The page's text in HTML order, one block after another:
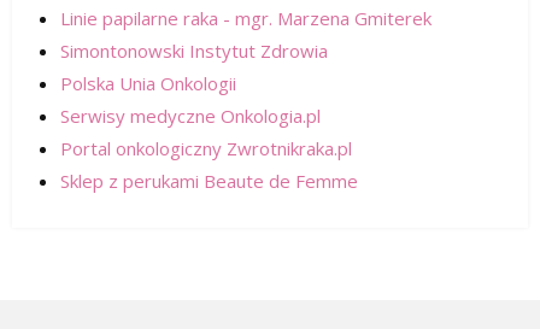
Linie papilarne raka - mgr. Marzena Gmiterek
Simontonowski Instytut Zdrowia
Polska Unia Onkologii
Serwisy medyczne Onkologia.pl
Portal onkologiczny Zwrotnikraka.pl
Sklep z perukami Beaute de Femme